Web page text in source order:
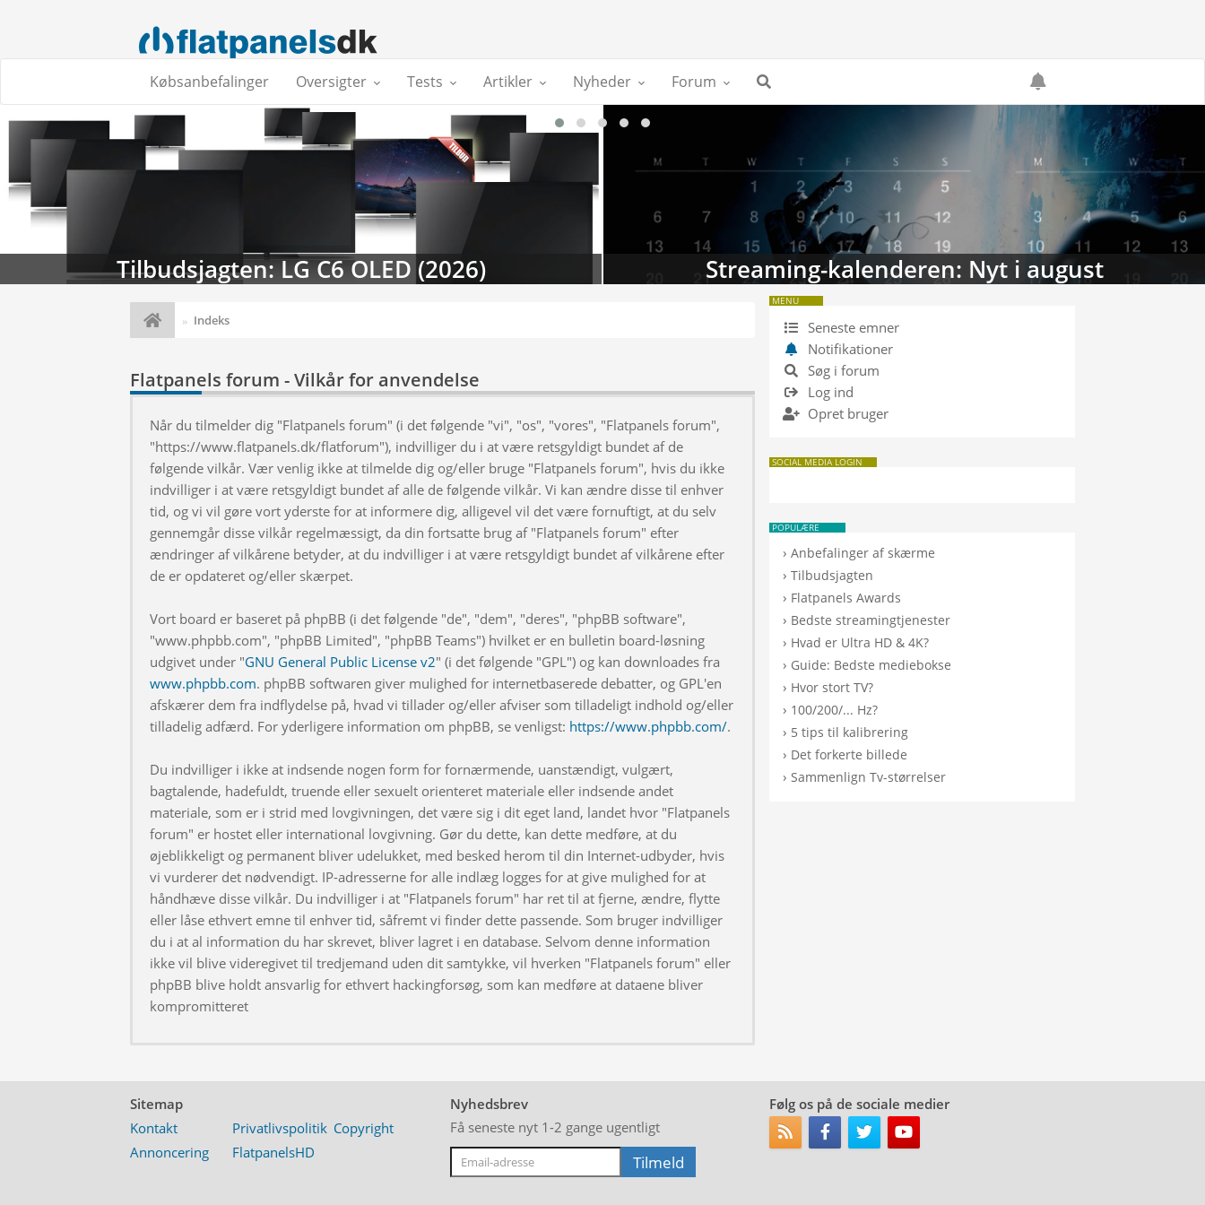
Købsanbefalinger Oversigter Tests Artikler Nyheder Forum
Tilbudsjagten: LG C6 OLED (2026) Streaming-kalenderen: Nyt i august
Indeks
Flatpanels forum - Vilkår for anvendelse
Når du tilmelder dig "Flatpanels forum" (i det følgende "vi", "os", "vores", "Flatpanels forum",
"https://www.flatpanels.dk/flatforum"), indvilliger du i at være retsgyldigt bundet af de
følgende vilkår. Vær venlig ikke at tilmelde dig og/eller bruge "Flatpanels forum", hvis du ikke
indvilliger i at være retsgyldigt bundet af alle de følgende vilkår. Vi kan ændre disse til enhver
tid, og vi vil gøre vort yderste for at informere dig, alligevel vil det være fornuftigt, at du selv
gennemgår disse vilkår regelmæssigt, da din fortsatte brug af "Flatpanels forum" efter
ændringer af vilkårene betyder, at du indvilliger i at være retsgyldigt bundet af vilkårene efter
de er opdateret og/eller skærpet.
Vort board er baseret på phpBB (i det følgende "de", "dem", "deres", "phpBB software",
"www.phpbb.com", "phpBB Limited", "phpBB Teams") hvilket er en bulletin board-løsning
udgivet under "GNU General Public License v2" (i det følgende "GPL") og kan downloades fra
www.phpbb.com. phpBB softwaren giver mulighed for internetbaserede debatter, og GPL'en
afskærer dem fra indflydelse på, hvad vi tillader og/eller afviser som tilladeligt indhold og/eller
tilladelig adfærd. For yderligere information om phpBB, se venligst: https://www.phpbb.com/.
Du indvilliger i ikke at indsende nogen form for fornærmende, uanstændigt, vulgært,
bagtalende, hadefuldt, truende eller sexuelt orienteret materiale eller indsende andet
materiale, som er i strid med lovgivningen, det være sig i dit eget land, landet hvor "Flatpanels
forum" er hostet eller international lovgivning. Gør du dette, kan dette medføre, at du
øjeblikkeligt og permanent bliver udelukket, med besked herom til din Internet-udbyder, hvis
vi vurderer det nødvendigt. IP-adresserne for alle indlæg logges for at give mulighed for at
håndhæve disse vilkår. Du indvilliger i at "Flatpanels forum" har ret til at fjerne, ændre, flytte
eller låse ethvert emne til enhver tid, såfremt vi finder dette passende. Som bruger indvilliger
du i at al information du har skrevet, bliver lagret i en database. Selvom denne information
ikke vil blive videregivet til tredjemand uden dit samtykke, vil hverken "Flatpanels forum" eller
phpBB blive holdt ansvarlig for ethvert hackingforsøg, som kan medføre at dataene bliver
kompromitteret
MENU
Seneste emner
Notifikationer
Søg i forum
Log ind
Opret bruger
SOCIAL MEDIA LOGIN
POPULÆRE
›Anbefalinger af skærme
›Tilbudsjagten
› Flatpanels Awards
› Bedste streamingtjenester
› Hvad er Ultra HD & 4K?
› Guide: Bedste mediebokse
› Hvor stort TV?
› 100/200/... Hz?
› 5 tips til kalibrering
› Det forkerte billede
›Sammenlign Tv-størrelser
Sitemap
Kontakt
Privatlivspolitik Copyright
Annoncering
FlatpanelsHD
Nyhedsbrev
Få seneste nyt 1-2 gange ugentligt
Følg os på de sociale medier